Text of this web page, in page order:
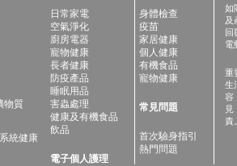
物質
統健康
日常家電
空氣淨化
廚房電器
寵物健康
長者健康
防疫產品
睡眠用品
害蟲處理
健康及有機食品
飲品
電子個人護理
身體檢查
疫苗
家居健康
個人健康
有機食品
寵物健康
常見問題
首次驗身指引
熱門問題
如
及
回
電
重
生
容
責